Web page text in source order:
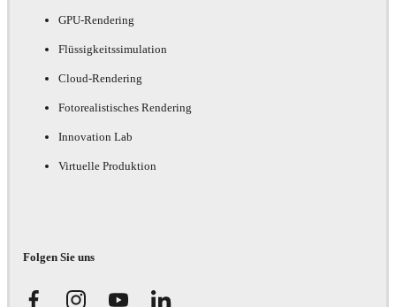
GPU-Rendering
Flüssigkeitssimulation
Cloud-Rendering
Fotorealistisches Rendering
Innovation Lab
Virtuelle Produktion
Folgen Sie uns